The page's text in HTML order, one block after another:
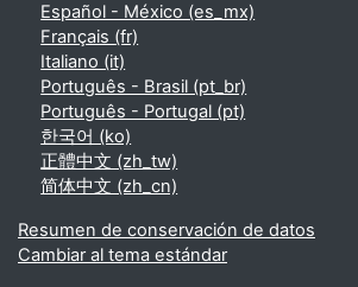
Español - México ‎(es_mx)‎
Français ‎(fr)‎
Italiano ‎(it)‎
Português - Brasil ‎(pt_br)‎
Português - Portugal ‎(pt)‎
한국어 ‎(ko)‎
正體中文 ‎(zh_tw)‎
简体中文 ‎(zh_cn)‎
Resumen de conservación de datos
Cambiar al tema estándar